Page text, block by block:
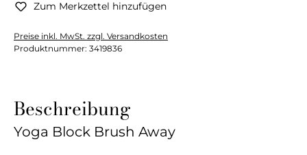
Zum Merkzettel hinzufügen
Preise inkl. MwSt. zzgl. Versandkosten
Produktnummer: 3419836
Beschreibung
Yoga Block Brush Away